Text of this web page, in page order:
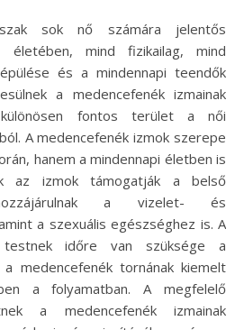
életében, mind fizikailag, mind
és a mindennapi teendők
a medencefenék izmainak
különösen fontos terület a női
A medencefenék izmok szerepe
hanem a mindennapi életben is
az izmok támogatják a belső
a vizelet- és
a szexuális egészséghez is. A
időre van szüksége a
medencefenék tornának kiemelt
a folyamatban. A megfelelő
a medencefenék izmainak